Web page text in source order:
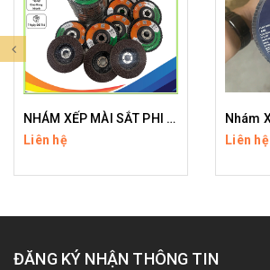
NHÁM XẾP MÀI SẮT PHI 100
Liên hệ
Liên hệ
ĐĂNG KÝ NHẬN THÔNG TIN